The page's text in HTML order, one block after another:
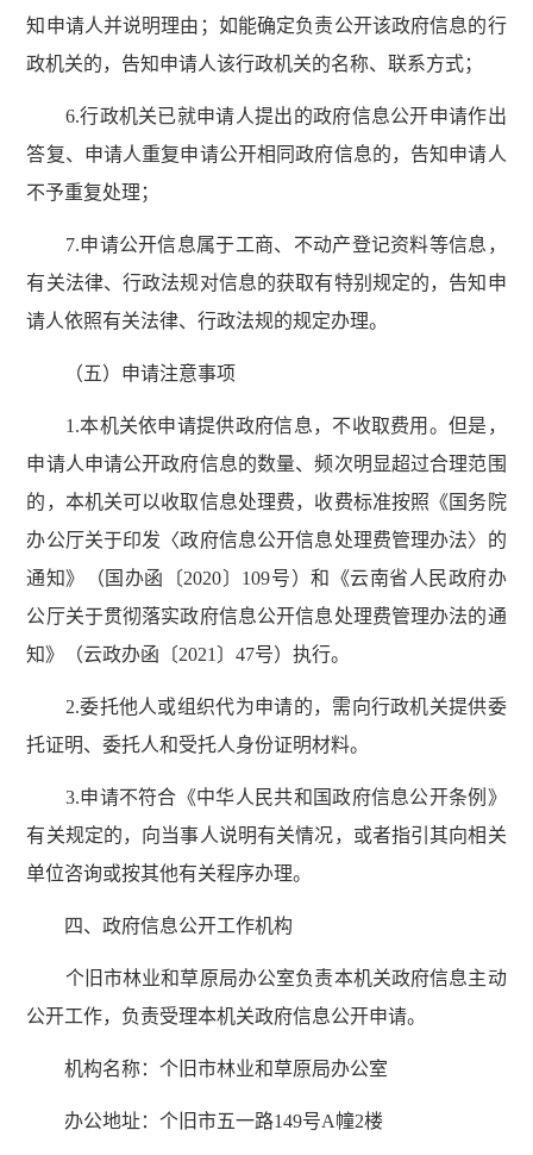
知申请人并说明理由；如能确定负责公开该政府信息的行
政机关的，告知申请人该行政机关的名称、联系方式；
6.行政机关已就申请人提出的政府信息公开申请作出
答复、申请人重复申请公开相同政府信息的，告知申请人
不予重复处理；
7.申请公开信息属于工商、不动产登记资料等信息，
有关法律、行政法规对信息的获取有特别规定的，告知申
请人依照有关法律、行政法规的规定办理。
（五）申请注意事项
1.本机关依申请提供政府信息，不收取费用。但是，
申请人申请公开政府信息的数量、频次明显超过合理范围
的，本机关可以收取信息处理费，收费标准按照《国务院
办公厅关于印发〈政府信息公开信息处理费管理办法〉的
通知》（国办函〔2020〕109号）和《云南省人民政府办
公厅关于贯彻落实政府信息公开信息处理费管理办法的通
知》（云政办函〔2021〕47号）执行。
2.委托他人或组织代为申请的，需向行政机关提供委
托证明、委托人和受托人身份证明材料。
3.申请不符合《中华人民共和国政府信息公开条例》
有关规定的，向当事人说明有关情况，或者指引其向相关
单位咨询或按其他有关程序办理。
四、政府信息公开工作机构
个旧市林业和草原局办公室负责本机关政府信息主动
公开工作，负责受理本机关政府信息公开申请。
机构名称：个旧市林业和草原局办公室
办公地址：个旧市五一路149号A幢2楼